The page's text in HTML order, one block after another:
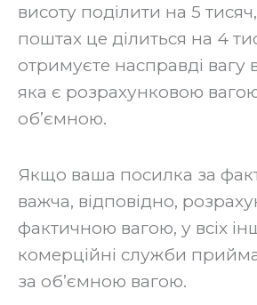
висоту поділити на 5
поштах це ділиться на 4
отримуєте насправді вагу
яка є розрахунковою
об’ємною.
‍Якщо ваша посилка за
важча, відповідно,
фактичною вагою, у всіх
комерційні служби
за об’ємною вагою.